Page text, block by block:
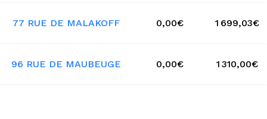
77 RUE DE MALAKOFF 0,00€ 1 699,03€
96 RUE DE MAUBEUGE 0,00€ 1 310,00€